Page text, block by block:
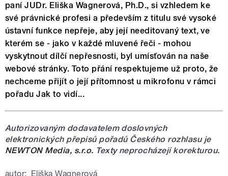
paní JUDr. Eliška Wagnerová, Ph.D., si vzhledem ke
své právnické profesi a především z titulu své vysoké
ústavní funkce nepřeje, aby její needitovaný text, ve
kterém se - jako v každé mluvené řeči - mohou
vyskytnout dílčí nepřesnosti, byl umísťován na naše
webové stránky. Toto přání respektujeme už proto, že
nechceme přijít o její přítomnost u mikrofonu v rámci
pořadu Jak to vidí...
Autorizovaným dodavatelem doslovných
elektronických přepisů pořadů Českého rozhlasu je
NEWTON Media, s.r.o. Texty neprocházejí korekturou.
autor: Eliška Wagnerová